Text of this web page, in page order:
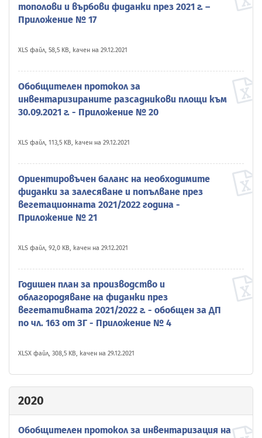
тополови и върбови фиданки през 2021 г. –
Приложение № 17
XLS файл, 58,5 KB, качен на 29.12.2021
Обобщителен протокол за
инвентаризираните разсадникови площи към
30.09.2021 г. - Приложение № 20
XLS файл, 113,5 KB, качен на 29.12.2021
Ориентировъчен баланс на необходимите
фиданки за залесяване и попълване през
вегетационната 2021/2022 година -
Приложение № 21
XLS файл, 92,0 KB, качен на 29.12.2021
Годишен план за производство и
облагородяване на фиданки през
вегетативната 2021/2022 г. - обобщен за ДП
по чл. 163 от ЗГ - Приложение № 4
XLSX файл, 308,5 KB, качен на 29.12.2021
2020
Обобщителен протокол за инвентаризация на